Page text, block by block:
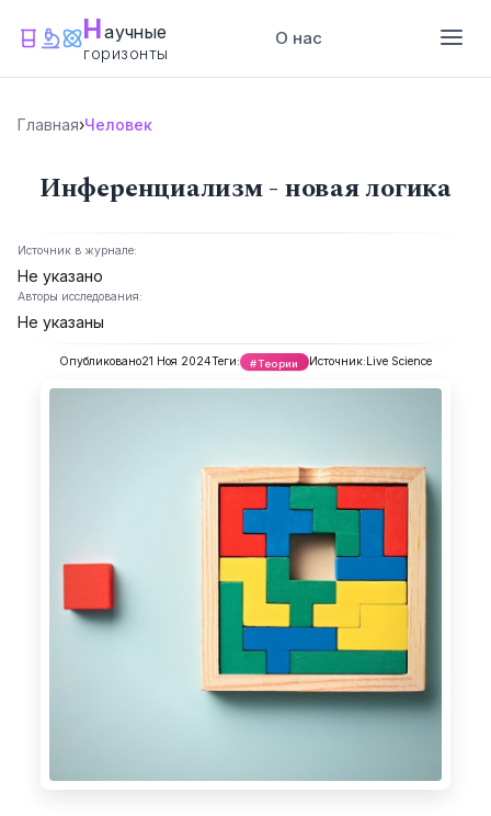
Научные
горизонты
О нас
Главная›Человек
Инференциализм - новая логика
Источник в журнале:
Не указано
Авторы исследования:
Не указаны
Опубликовано21 Ноя 2024Теги: #Теории Источник:Live Science